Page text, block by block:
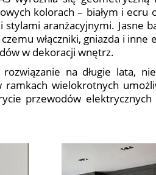
kolorach – białym i ecru
aranżacyjnymi. Jasne
włączniki, gniazda i
w dekoracji wnętrz.
na długie lata,
ramkach wielokrotnych
przewodów